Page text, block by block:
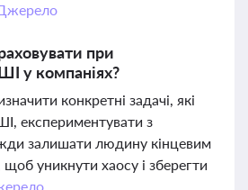
при
у компаніях?
конкретні задачі, які
експериментувати з
залишати людину кінцевим
уникнути хаосу і зберегти